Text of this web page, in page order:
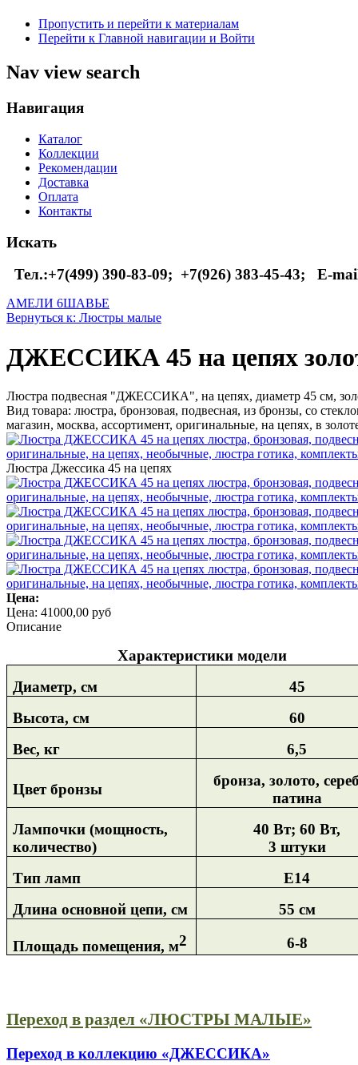
Пропустить и перейти к материалам
Перейти к Главной навигации и Войти
Nav view search
Навигация
Каталог
Коллекции
Рекомендации
Доставка
Оплата
Контакты
Искать
Тел.:+7(499) 390-83-09; +7(926) 383-45-43; E-
АМЕЛИ 6ШАВЬЕ
Вернуться к: Люстры малые
ДЖЕССИКА 45 на цепях
Люстра подвесная "ДЖЕССИКА", на цепях, диаметр 45 см,
Вид товара: люстра, бронзовая, подвесная, из бронзы, со
магазин, москва, ассортимент, оригинальные, на цепях, в
Люстра Джессика 45 на цепях
Цена:
Цена: 41000,00 руб
Описание
Характеристики модели
Диаметр, см
45
Высота, см
60
Вес, кг
6,5
Цвет бронзы
бронза, золото,
патина
Лампочки (мощность,
количество)
40 Вт; 60 Вт,
3 штуки
Тип ламп
Е14
Длина основной цепи, см
55 см
Площадь помещения, м2 6-8
Переход в раздел «ЛЮСТРЫ МАЛЫЕ»
Переход в коллекцию «ДЖЕССИКА»